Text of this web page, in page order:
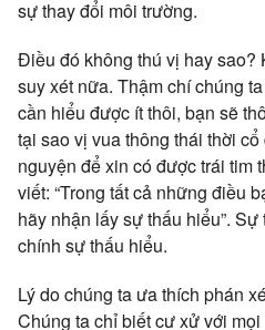
sự thay đổi môi trường.
Điều đó không thú vị hay sao?
suy xét nữa. Thậm chí chúng
cần hiểu được ít thôi, bạn sẽ
tại sao vị vua thông thái thời
nguyện để xin có được trái tim
viết: “Trong tất cả những điều
hãy nhận lấy sự thấu hiểu”.
chính sự thấu hiểu.
Lý do chúng ta ưa thích phán
Chúng ta chỉ biết cư xử với